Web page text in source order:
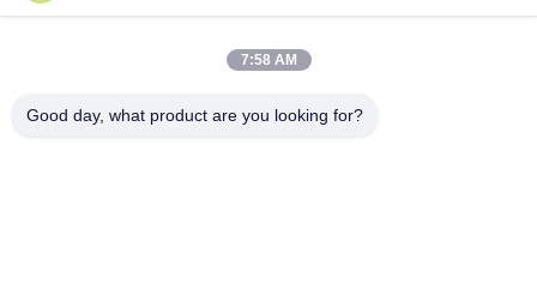
Etiketler: Helyum Vakum Kaçak Dedektörü
7:58 AM
Good day, what product are you looking for?